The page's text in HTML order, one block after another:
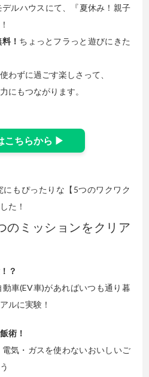
ルハウスにて、『夏休み！親子
！ ちょっとフラっと遊びにきた
わずに過ごす楽しさって、
にもつながります。
こちらから ▶
もぴったりな【5つのワクワク
た！
のミッションをクリア
？
車(EV車)があればいつも通り暮
ルに実験！
術！
気・ガスを使わないおいしいご